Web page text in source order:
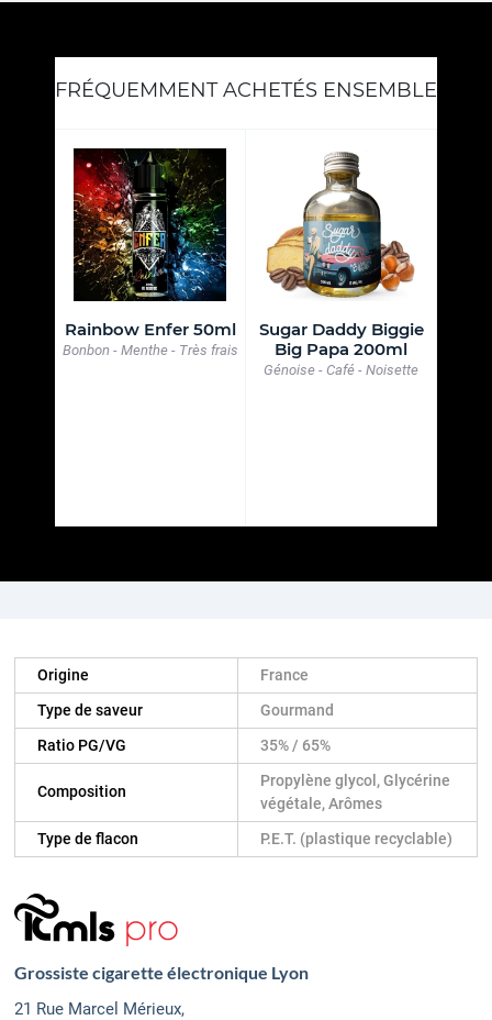
FRÉQUEMMENT ACHETÉS ENSEMBLE
Rainbow Enfer 50ml
Bonbon - Menthe - Très frais
Sugar Daddy Biggie
Big Papa 200ml
Génoise - Café - Noisette
Origine
France
Type de saveur
Gourmand
Ratio PG/VG
35% / 65%
Composition
Propylène glycol, Glycérine
végétale, Arômes
Type de flacon
P.E.T. (plastique recyclable)
Grossiste cigarette électronique Lyon
21 Rue Marcel Mérieux,